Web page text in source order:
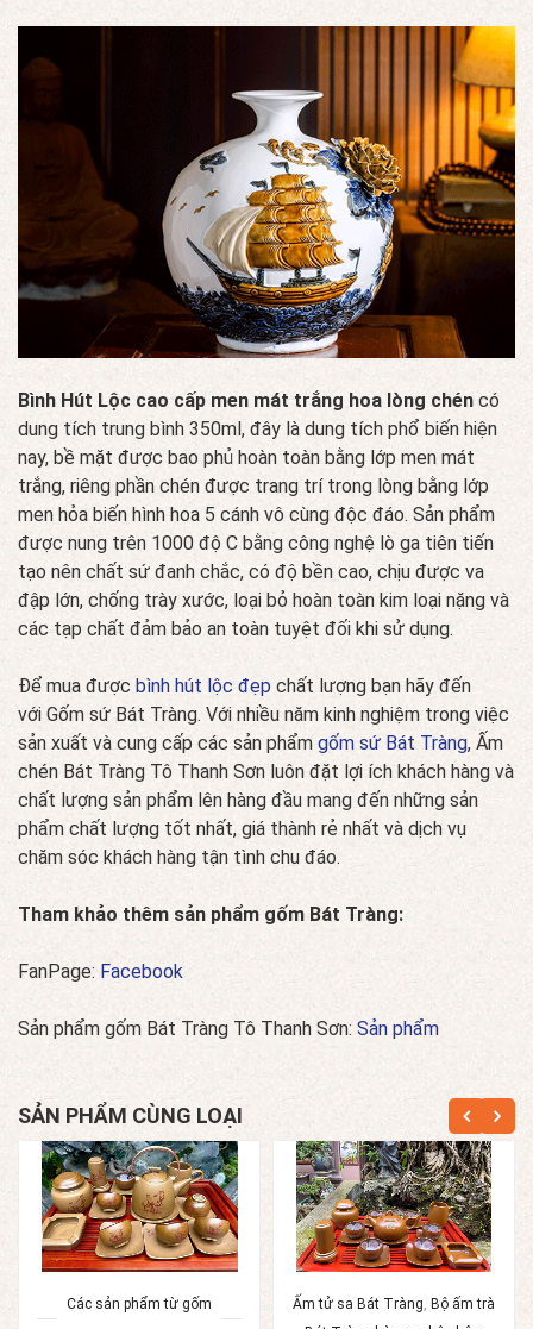
Bình Hút Lộc cao cấp men mát trắng hoa lòng chén có
dung tích trung bình 350ml, đây là dung tích phổ biến hiện
nay, bề mặt được bao phủ hoàn toàn bằng lớp men mát
trắng, riêng phần chén được trang trí trong lòng bằng lớp
men hỏa biến hình hoa 5 cánh vô cùng độc đáo. Sản phẩm
được nung trên 1000 độ C bằng công nghệ lò ga tiên tiến
tạo nên chất sứ đanh chắc, có độ bền cao, chịu được va
đập lớn, chống trày xước, loại bỏ hoàn toàn kim loại nặng và
các tạp chất đảm bảo an toàn tuyệt đối khi sử dụng.
Để mua được bình hút lộc đẹp chất lượng bạn hãy đến
với Gốm sứ Bát Tràng. Với nhiều năm kinh nghiệm trong việc
sản xuất và cung cấp các sản phẩm gốm sứ Bát Tràng, Ấm
chén Bát Tràng Tô Thanh Sơn luôn đặt lợi ích khách hàng và
chất lượng sản phẩm lên hàng đầu mang đến những sản
phẩm chất lượng tốt nhất, giá thành rẻ nhất và dịch vụ
chăm sóc khách hàng tận tình chu đáo.
Tham khảo thêm sản phẩm gốm Bát Tràng:
FanPage: Facebook
Sản phẩm gốm Bát Tràng Tô Thanh Sơn: Sản phẩm
SẢN PHẨM CÙNG LOẠI
Các sản phẩm từ gốm Ấm tử sa Bát Tràng Bộ ấm trà